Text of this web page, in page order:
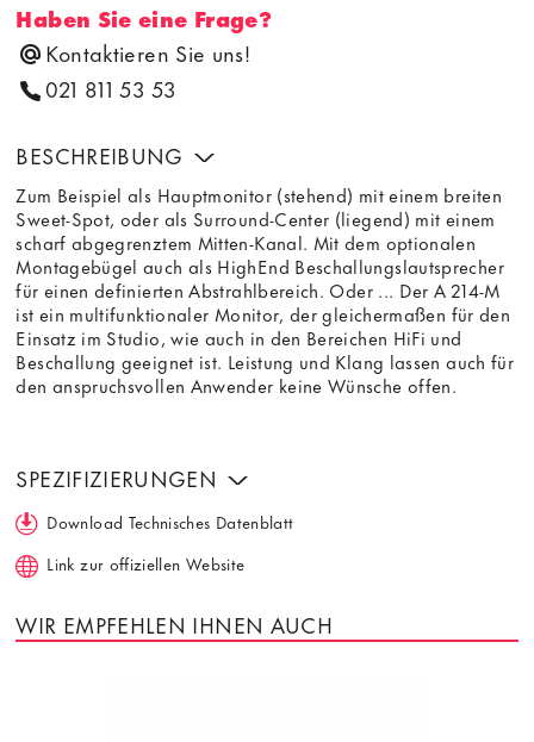
Haben Sie eine Frage?
Kontaktieren Sie uns!
021 811 53 53
BESCHREIBUNG
Zum Beispiel als Hauptmonitor (stehend) mit einem breiten
Sweet-Spot, oder als Surround-Center (liegend) mit einem
scharf abgegrenztem Mitten-Kanal. Mit dem optionalen
Montagebügel auch als HighEnd Beschallungslautsprecher
für einen definierten Abstrahlbereich. Oder ... Der A 214-M
ist ein multifunktionaler Monitor, der gleichermaßen für den
Einsatz im Studio, wie auch in den Bereichen HiFi und
Beschallung geeignet ist. Leistung und Klang lassen auch für
den anspruchsvollen Anwender keine Wünsche offen.
SPEZIFIZIERUNGEN
Download Technisches Datenblatt
Link zur offiziellen Website
WIR EMPFEHLEN IHNEN AUCH